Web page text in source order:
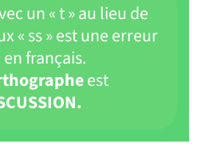
un « t » au lieu de
« ss » est une erreur
français.
est